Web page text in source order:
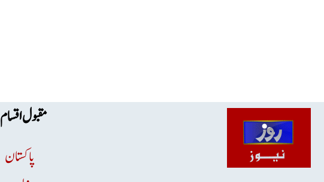
مقبول اقسام
پاکستان